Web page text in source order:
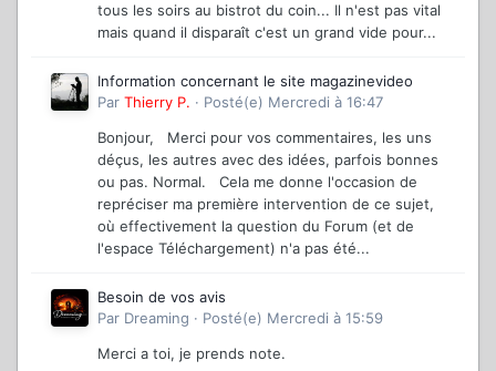
tous les soirs au bistrot du coin... Il n'est pas vital
mais quand il disparaît c'est un grand vide pour...
Information concernant le site magazinevideo
Par Thierry P. · Posté(e) Mercredi à 16:47
Bonjour, Merci pour vos commentaires, les uns
déçus, les autres avec des idées, parfois bonnes
ou pas. Normal. Cela me donne l'occasion de
repréciser ma première intervention de ce sujet,
où effectivement la question du Forum (et de
l'espace Téléchargement) n'a pas été...
Besoin de vos avis
Par Dreaming · Posté(e) Mercredi à 15:59
Merci a toi, je prends note.